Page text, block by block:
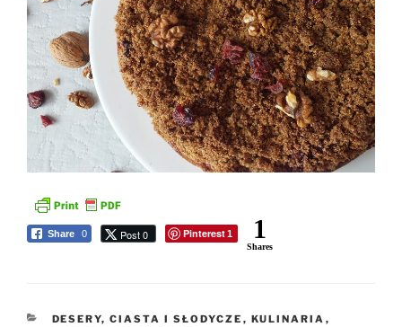
Share 0 Post 0 Pinterest1 1
Shares
KATEGORIE
DESERY, CIASTA I SŁODYCZE , KULINARIA ,